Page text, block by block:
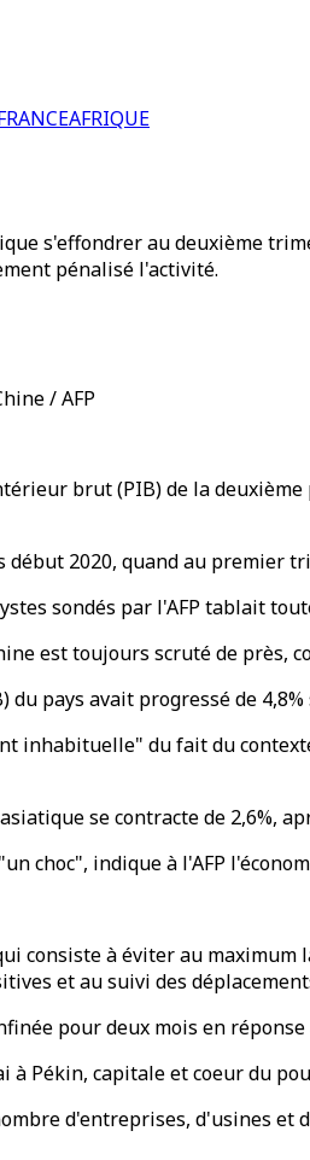
AFRIQUE
s'effondrer au deuxième
pénalisé l'activité.
/ AFP
brut (PIB) de la
2020, quand au premier
sondés par l'AFP tablait
est toujours scruté de près,
pays avait progressé de 4,8%
inhabituelle" du fait du
se contracte de 2,6%,
choc", indique à l'AFP
consiste à éviter au
et au suivi des
pour deux mois en
à Pékin, capitale et coeur du
d'entreprises, d'usines